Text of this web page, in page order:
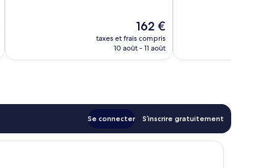
Le
nouveau
prix
162 €
taxes et frais compris
10 août - 11 août
Se connecter S’inscrire gratuitement